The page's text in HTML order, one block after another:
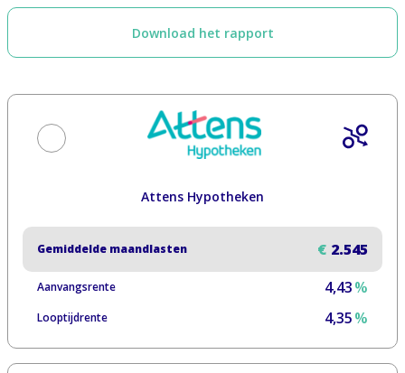
Download het rapport
Attens Hypotheken
€ 2.545
Gemiddelde maandlasten
4,43%
Aanvangsrente
4,35%
Looptijdrente